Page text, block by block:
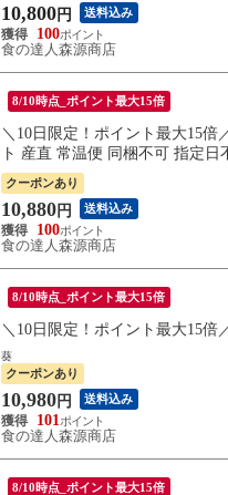
10,800 円 送料込み
100
食の達人森源商店
8/10時点_ポイント最大15倍
＼10日限定！ポイント最大15
ト 産直 常温便 同梱不可 指定日
クーポンあり
10,880 円 送料込み
100
食の達人森源商店
8/10時点_ポイント最大15倍
＼10日限定！ポイント最大15
葵
クーポンあり
10,980 円 送料込み
101
食の達人森源商店
8/10時点_ポイント最大15倍